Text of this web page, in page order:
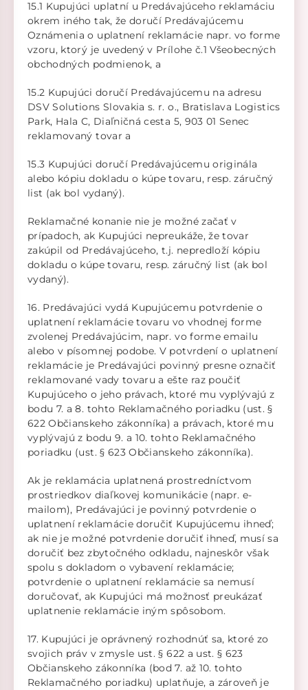
15.1 Kupujúci uplatní u Predávajúceho reklamáciu
okrem iného tak, že doručí Predávajúcemu
Oznámenia o uplatnení reklamácie napr. vo forme
vzoru, ktorý je uvedený v Prílohe č.1 Všeobecných
obchodných podmienok, a
15.2 Kupujúci doručí Predávajúcemu na adresu
DSV Solutions Slovakia s. r. o., Bratislava Logistics
Park, Hala C, Diaľničná cesta 5, 903 01 Senec
reklamovaný tovar a
15.3 Kupujúci doručí Predávajúcemu originála
alebo kópiu dokladu o kúpe tovaru, resp. záručný
list (ak bol vydaný).
Reklamačné konanie nie je možné začať v
prípadoch, ak Kupujúci nepreukáže, že tovar
zakúpil od Predávajúceho, t.j. nepredloží kópiu
dokladu o kúpe tovaru, resp. záručný list (ak bol
vydaný).
16. Predávajúci vydá Kupujúcemu potvrdenie o
uplatnení reklamácie tovaru vo vhodnej forme
zvolenej Predávajúcim, napr. vo forme emailu
alebo v písomnej podobe. V potvrdení o uplatnení
reklamácie je Predávajúci povinný presne označiť
reklamované vady tovaru a ešte raz poučiť
Kupujúceho o jeho právach, ktoré mu vyplývajú z
bodu 7. a 8. tohto Reklamačného poriadku (ust. §
622 Občianskeho zákonníka) a právach, ktoré mu
vyplývajú z bodu 9. a 10. tohto Reklamačného
poriadku (ust. § 623 Občianskeho zákonníka).
Ak je reklamácia uplatnená prostredníctvom
prostriedkov diaľkovej komunikácie (napr. e-
mailom), Predávajúci je povinný potvrdenie o
uplatnení reklamácie doručiť Kupujúcemu ihneď;
ak nie je možné potvrdenie doručiť ihneď, musí sa
doručiť bez zbytočného odkladu, najneskôr však
spolu s dokladom o vybavení reklamácie;
potvrdenie o uplatnení reklamácie sa nemusí
doručovať, ak Kupujúci má možnosť preukázať
uplatnenie reklamácie iným spôsobom.
17. Kupujúci je oprávnený rozhodnúť sa, ktoré zo
svojich práv v zmysle ust. § 622 a ust. § 623
Občianskeho zákonníka (bod 7. až 10. tohto
Reklamačného poriadku) uplatňuje, a zároveň je